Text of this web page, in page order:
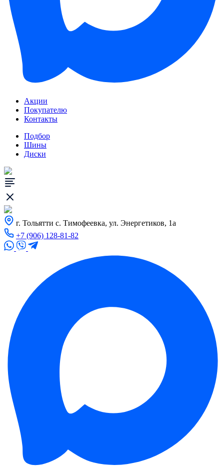
Акции
Покупателю
Контакты
Подбор
Шины
Диски
г. Тольятти с. Тимофеевка, ул. Энергетиков, 1а
+7 (906) 128-81-82